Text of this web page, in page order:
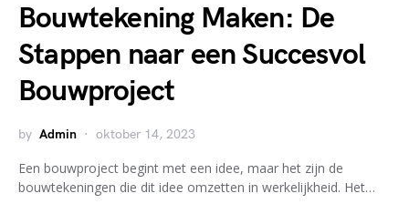
Bouwtekening Maken: De
Stappen naar een Succesvol
Bouwproject
by Admin oktober 14, 2023
Een bouwproject begint met een idee, maar het zijn de
bouwtekeningen die dit idee omzetten in werkelijkheid. Het…